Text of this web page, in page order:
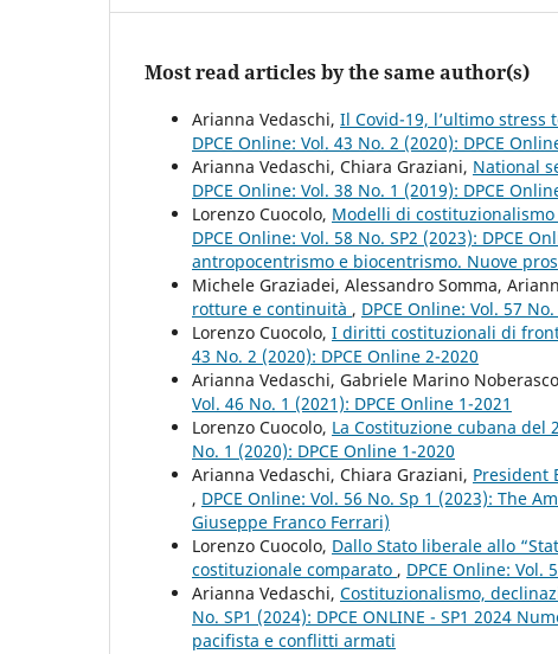
Most read articles by the same author(s)
Arianna Vedaschi, Il Covid-19, l’ultimo
DPCE Online: Vol. 43 No. 2 (2020): DPCE
Arianna Vedaschi, Chiara Graziani, National
DPCE Online: Vol. 38 No. 1 (2019): DPCE
Lorenzo Cuocolo, Modelli di
DPCE Online: Vol. 58 No. SP2 (2023): DPCE
antropocentrismo e biocentrismo. Nuove
Michele Graziadei, Alessandro Somma,
rotture e continuità , DPCE Online: Vol. 57
Lorenzo Cuocolo, I diritti costituzionali di
43 No. 2 (2020): DPCE Online 2-2020
Arianna Vedaschi, Gabriele Marino
Vol. 46 No. 1 (2021): DPCE Online 1-2021
Lorenzo Cuocolo, La Costituzione cubana
No. 1 (2020): DPCE Online 1-2020
Arianna Vedaschi, Chiara Graziani, President
, DPCE Online: Vol. 56 No. Sp 1 (2023): The
Giuseppe Franco Ferrari)
Lorenzo Cuocolo, Dallo Stato liberale allo
costituzionale comparato , DPCE Online: Vol.
Arianna Vedaschi, Costituzionalismo,
No. SP1 (2024): DPCE ONLINE - SP1 2024
pacifista e conflitti armati